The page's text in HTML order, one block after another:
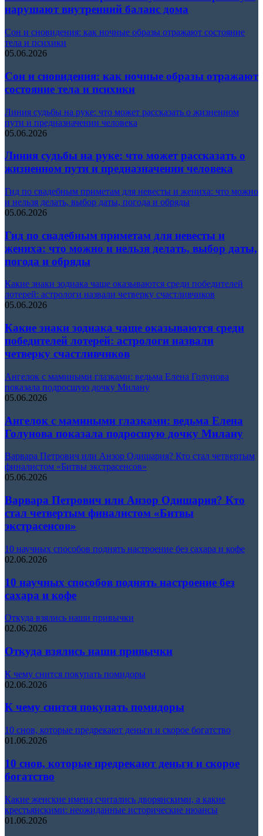
нарушают внутренний баланс дома
Сон и сновидения: как ночные образы отражают состояние
тела и психики
05.06.2026
Сон и сновидения: как ночные образы отражают
состояние тела и психики
Линия судьбы на руке: что может рассказать о жизненном
пути и предназначении человека
05.06.2026
Линия судьбы на руке: что может рассказать о
жизненном пути и предназначении человека
Гид по свадебным приметам для невесты и жениха: что можно
и нельзя делать, выбор даты, погода и обряды
05.06.2026
Гид по свадебным приметам для невесты и
жениха: что можно и нельзя делать, выбор даты,
погода и обряды
Какие знаки зодиака чаще оказываются среди победителей
лотерей: астрологи назвали четверку счастливчиков
05.06.2026
Какие знаки зодиака чаще оказываются среди
победителей лотерей: астрологи назвали
четверку счастливчиков
Ангелок с мамиными глазками: ведьма Елена Голунова
показала подросшую дочку Милану
05.06.2026
Ангелок с мамиными глазками: ведьма Елена
Голунова показала подросшую дочку Милану
Варвара Петрович или Анзор Одишария? Кто стал четвертым
финалистом «Битвы экстрасенсов»
05.06.2026
Варвара Петрович или Анзор Одишария? Кто
стал четвертым финалистом «Битвы
экстрасенсов»
10 научных способов поднять настроение без сахара и кофе
02.06.2026
10 научных способов поднять настроение без
сахара и кофе
Откуда взялись наши привычки
02.06.2026
Откуда взялись наши привычки
К чему снится покупать помидоры
02.06.2026
К чему снится покупать помидоры
10 снов, которые предрекают деньги и скорое богатство
01.06.2026
10 снов, которые предрекают деньги и скорое
богатство
Какие женские имена считались дворянскими, а какие
крестьянскими: неожиданные исторические нюансы
01.06.2026